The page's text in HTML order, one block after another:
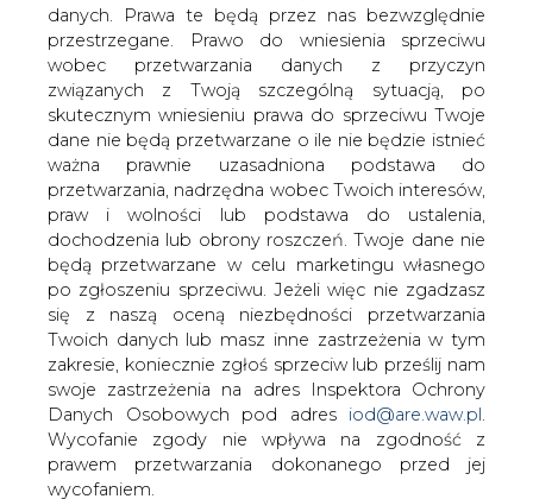
danych. Prawa te będą przez nas bezwzględnie
przestrzegane. Prawo do wniesienia sprzeciwu
wobec przetwarzania danych z przyczyn
związanych z Twoją szczególną sytuacją, po
skutecznym wniesieniu prawa do sprzeciwu Twoje
dane nie będą przetwarzane o ile nie będzie istnieć
ważna prawnie uzasadniona podstawa do
przetwarzania, nadrzędna wobec Twoich interesów,
praw i wolności lub podstawa do ustalenia,
dochodzenia lub obrony roszczeń. Twoje dane nie
będą przetwarzane w celu marketingu własnego
po zgłoszeniu sprzeciwu. Jeżeli więc nie zgadzasz
się z naszą oceną niezbędności przetwarzania
Twoich danych lub masz inne zastrzeżenia w tym
zakresie, koniecznie zgłoś sprzeciw lub prześlij nam
swoje zastrzeżenia na adres Inspektora Ochrony
Danych Osobowych pod adres iod@are.waw.pl
Wycofanie zgody nie wpływa na zgodność z
prawem przetwarzania dokonanego przed jej
wycofaniem.
Zahamowanie prywatyzacji spółek
dystrybucyjnych może przysporzyć im
poważnych kłopotów finansowych.
Według przedstawicieli MSP, zamiast ją
opóźniać, lepiej byłoby przyspieszyć
sprzedaż elektrowni. Jednak żeby za
akcje firm wytwórczych uzyskać
korzystne ceny, trzeba najpierw
rozwiązać problem kontraktów
długoterminowych.
Janusz Steinhoff, wicepremier i minister gospodarki,
zapowiedział, że wkrótce poprosi rząd o zmianę
harmonogramu prywatyzacji branży energetycznej. Jego
zdaniem, sprzedaż akcji przedsiębiorstw wytwórczych
powinna poprzedzać prywatyzację spółek
dystrybucyjnych. Szef resortu gospodarki uważa, że
sprzedaż elektrowni postępuje zbyt wolno, a liberalizacja
rynku energii i prywatyzacja dystrybutorów może ten